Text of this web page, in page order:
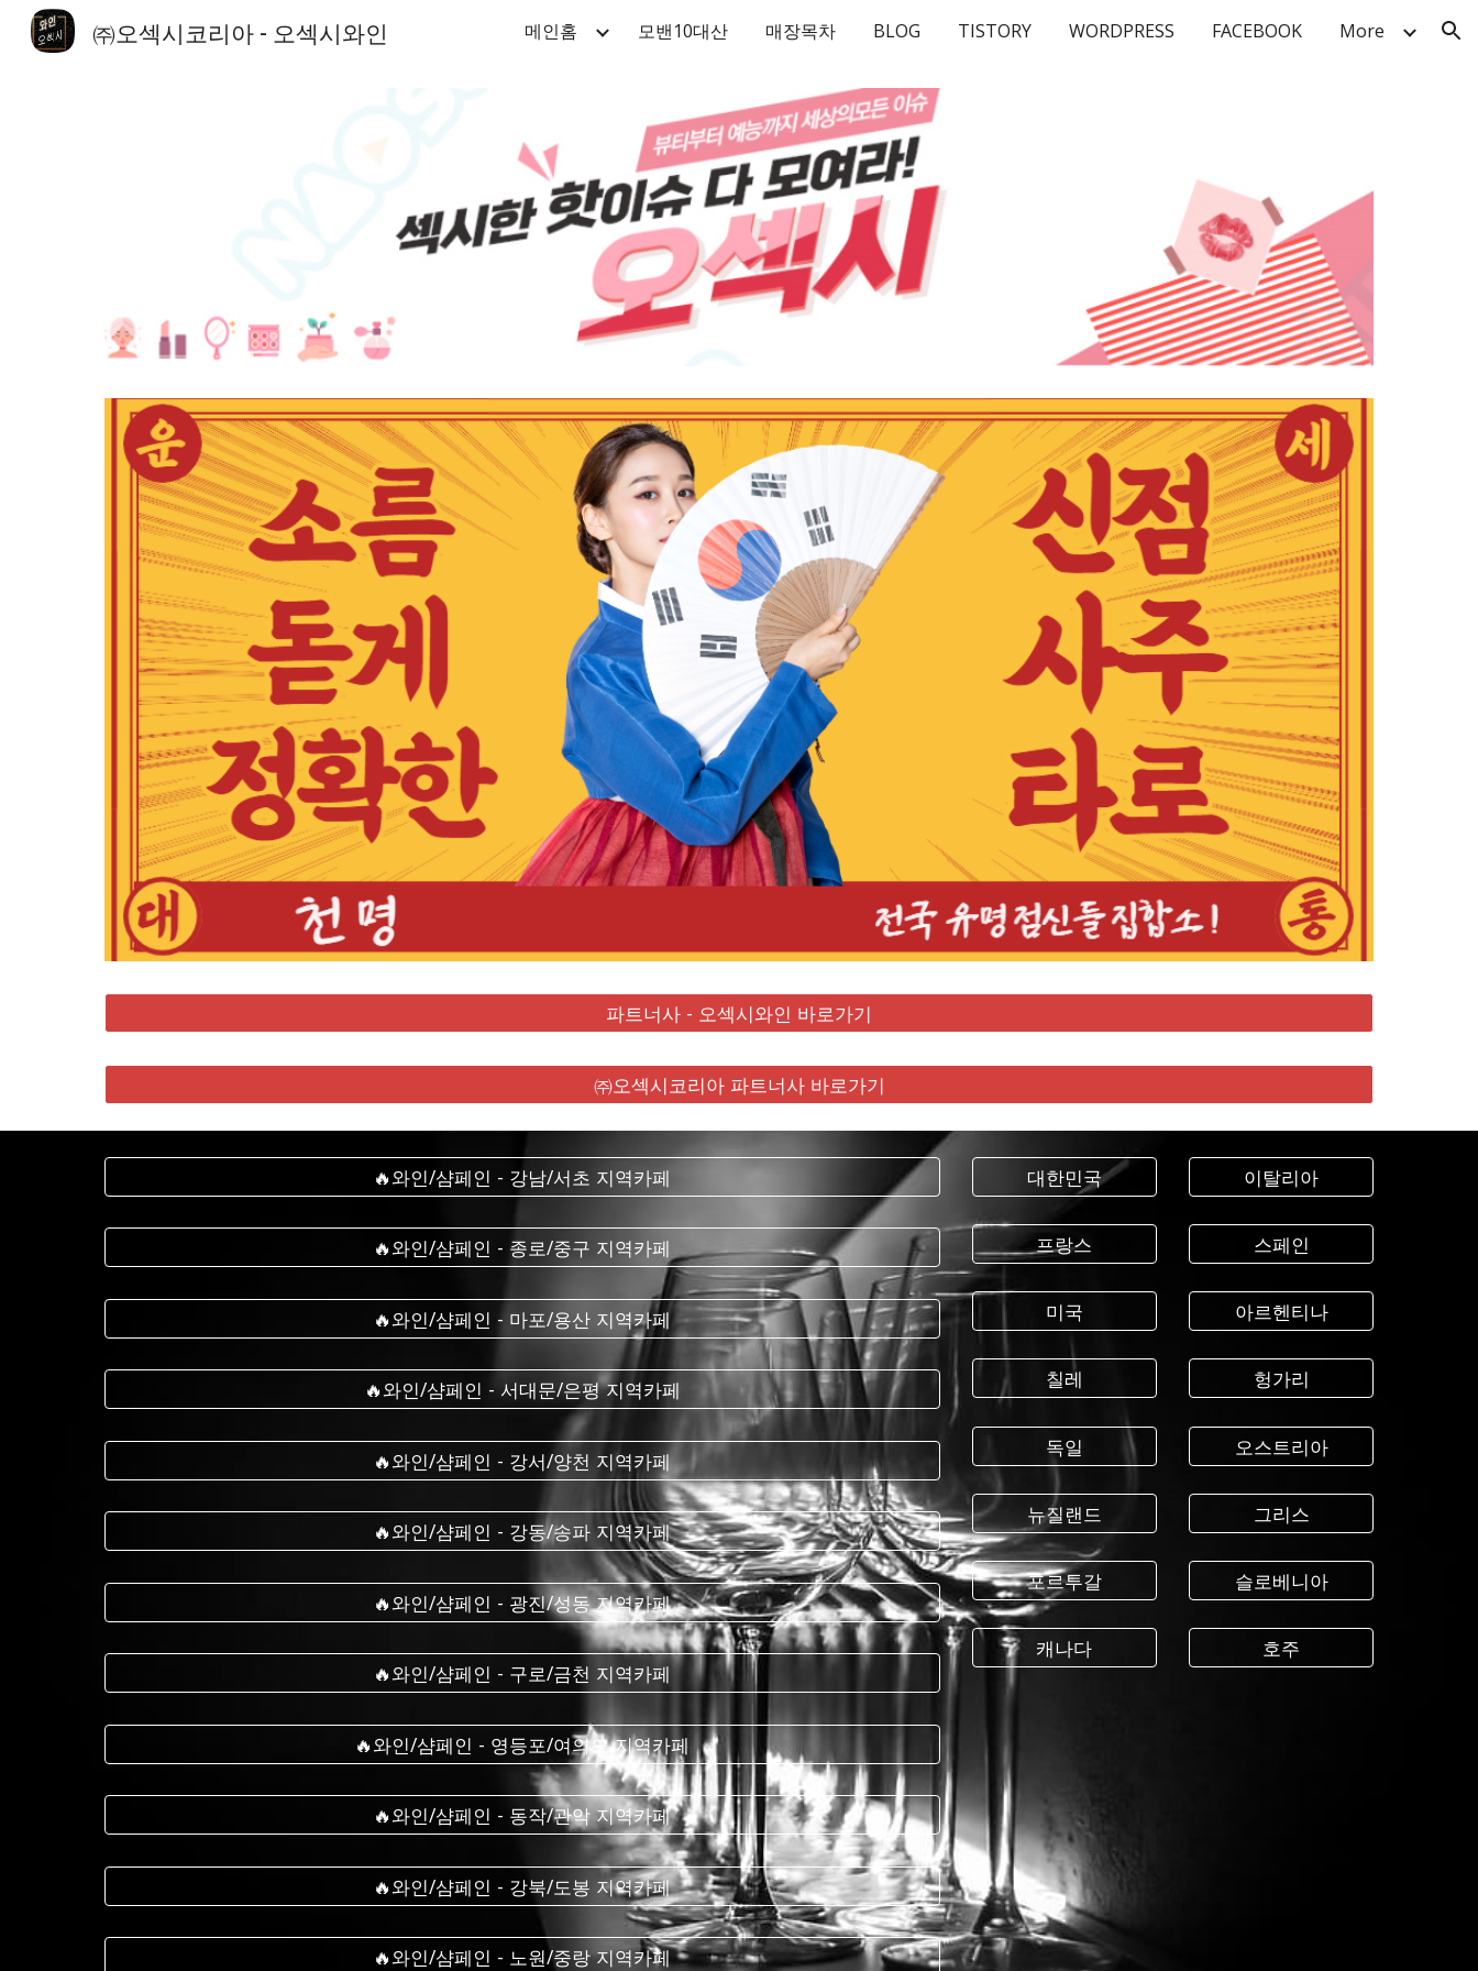
Skip to main content Skip to navigation
㈜오섹시코리아 - 오섹시와인 메인홈 모밴10대산 매장목차 BLOG TISTORY WORDPRESS FACEBOOK More
파트너사 - 오섹시와인 바로가기
㈜오섹시코리아 파트너사 바로가기
🔥와인/샴페인 - 강남/서초 지역카페
🔥와인/샴페인 - 종로/중구 지역카페
🔥와인/샴페인 - 마포/용산 지역카페
🔥와인/샴페인 - 서대문/은평 지역카페
🔥와인/샴페인 - 강서/양천 지역카페
🔥와인/샴페인 - 강동/송파 지역카페
🔥와인/샴페인 - 광진/성동 지역카페
🔥와인/샴페인 - 구로/금천 지역카페
🔥와인/샴페인 - 영등포/여의도 지역카페
🔥와인/샴페인 - 동작/관악 지역카페
🔥와인/샴페인 - 강북/도봉 지역카페
🔥와인/샴페인 - 노원/중랑 지역카페
대한민국
프랑스
미국
칠레
독일
뉴질랜드
포르투갈
캐나다
이탈리아
스페인
아르헨티나
헝가리
오스트리아
그리스
슬로베니아
호주